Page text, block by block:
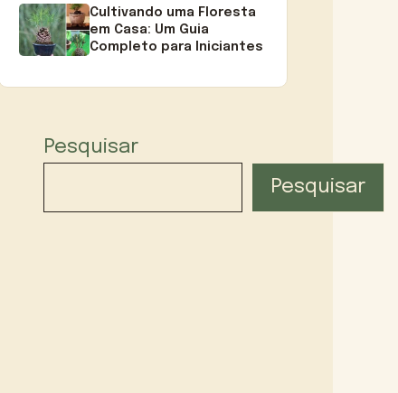
Cultivando uma Floresta
em Casa: Um Guia
Completo para Iniciantes
Pesquisar
Pesquisar